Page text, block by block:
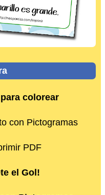
colorear
con Pictogramas
PDF
el Gol!